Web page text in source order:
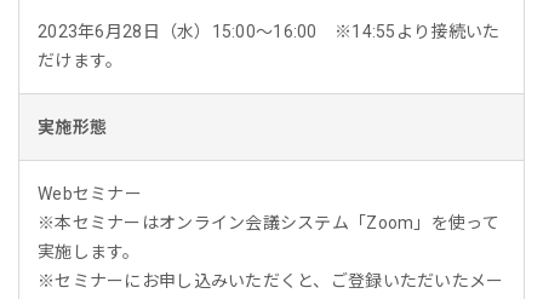
2023年6月28日（水）15:00～16:00 ※14:55より接続いた
だけます。
実施形態
Webセミナー
※本セミナーはオンライン会議システム「Zoom」を使って
実施します。
※セミナーにお申し込みいただくと、ご登録いただいたメー